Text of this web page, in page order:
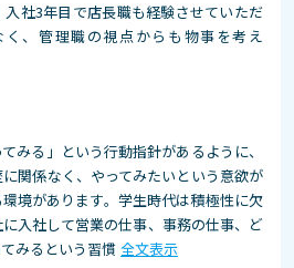
社3年目で店長職も経験させていただ
、管理職の視点からも物事を考え
みる」という行動指針があるように、
関係なく、やってみたいという意欲が
境があります。学生時代は積極性に欠
入社して営業の仕事、事務の仕事、ど
みるという習慣 全文表示